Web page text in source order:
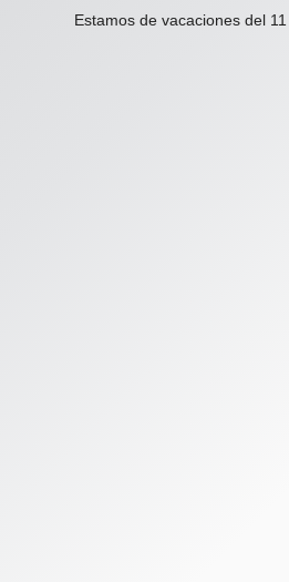
Estamos de vacaciones del